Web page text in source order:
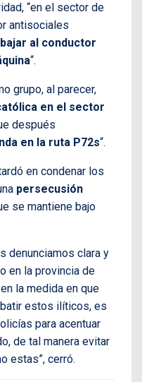
“en el sector de
antisociales
bajar al conductor
“.
grupo, al parecer,
en el sector
después
en la ruta P72s“.
en condenar los
persecusión
se mantiene bajo
denunciamos clara y
en la provincia de
la medida en que
estos ilíticos, es
para acentuar
de tal manera evitar
estas”, cerró.